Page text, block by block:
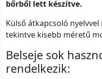
bőrből lett készítve.
Külső átkapcsoló
tekintve kisebb méretű
Belseje sok
rendelkezik: